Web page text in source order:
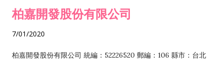
柏嘉開發股份有限公司
7/01/2020
柏嘉開發股份有限公司 統編：52226520 郵編：106 縣市：台北